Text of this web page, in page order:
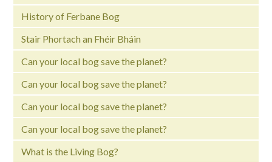
History of Ferbane Bog
Stair Phortach an Fhéir Bháin
Can your local bog save the planet?
Can your local bog save the planet?
Can your local bog save the planet?
Can your local bog save the planet?
What is the Living Bog?